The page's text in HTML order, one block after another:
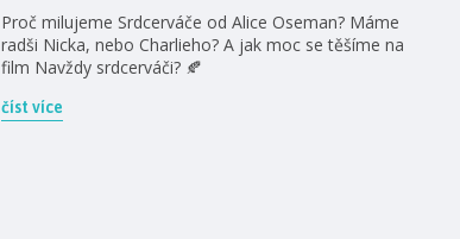
Proč milujeme Srdcerváče od Alice Oseman? Máme
radši Nicka, nebo Charlieho? A jak moc se těšíme na
film Navždy srdcerváči? 🍂
číst více